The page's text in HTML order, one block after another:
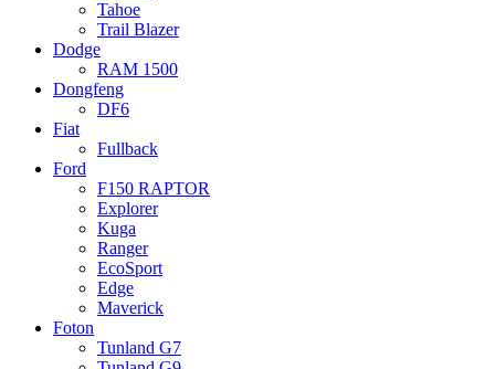
Tahoe
Trail Blazer
Dodge
RAM 1500
Dongfeng
DF6
Fiat
Fullback
Ford
F150 RAPTOR
Explorer
Kuga
Ranger
EcoSport
Edge
Maverick
Foton
Tunland G7